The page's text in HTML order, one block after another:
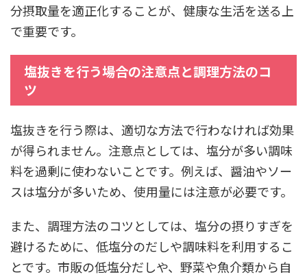
分摂取量を適正化することが、健康な生活を送る上
で重要です。
塩抜きを行う場合の注意点と調理方法のコ
ツ
塩抜きを行う際は、適切な方法で行わなければ効果
が得られません。注意点としては、塩分が多い調味
料を過剰に使わないことです。例えば、醤油やソー
スは塩分が多いため、使用量には注意が必要です。
また、調理方法のコツとしては、塩分の摂りすぎを
避けるために、低塩分のだしや調味料を利用するこ
とです。市販の低塩分だしや、野菜や魚介類から自